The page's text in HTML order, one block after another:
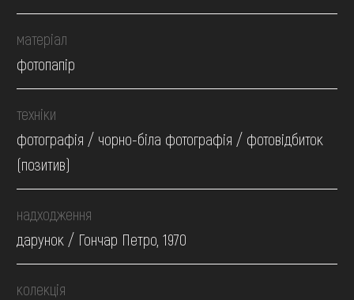
матеріал
фотопапір
техніки
фотографія / чорно-біла фотографія / фотовідбиток
(позитив)
надходження
дарунок / Гончар Петро, 1970
колекція